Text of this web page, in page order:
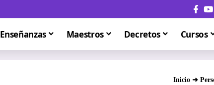
Enseñanzas Maestros Decretos Cursos
Inicio ➜